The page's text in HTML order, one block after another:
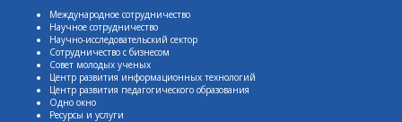
Международное сотрудничество
Научное сотрудничество
Научно-исследовательский сектор
Сотрудничество с бизнесом
Совет молодых ученых
Центр развития информационных технологий
Центр развития педагогического образования
Одно окно
Ресурсы и услуги